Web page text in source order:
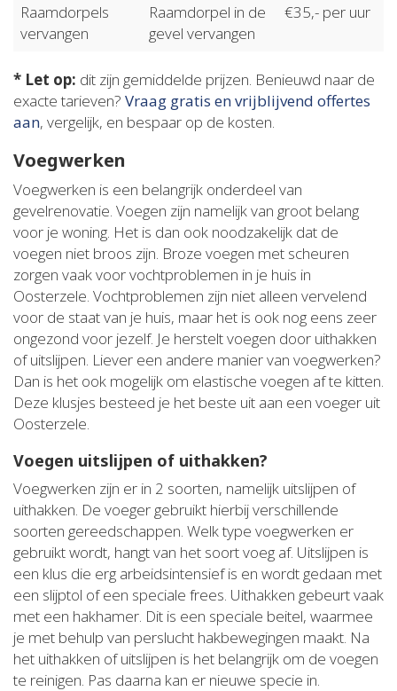
Raamdorpels
vervangen
Raamdorpel in de
gevel vervangen
€35,- per uur
* Let op: dit zijn gemiddelde prijzen. Benieuwd naar de
exacte tarieven? Vraag gratis en vrijblijvend offertes
aan, vergelijk, en bespaar op de kosten.
Voegwerken
Voegwerken is een belangrijk onderdeel van
gevelrenovatie. Voegen zijn namelijk van groot belang
voor je woning. Het is dan ook noodzakelijk dat de
voegen niet broos zijn. Broze voegen met scheuren
zorgen vaak voor vochtproblemen in je huis in
Oosterzele. Vochtproblemen zijn niet alleen vervelend
voor de staat van je huis, maar het is ook nog eens zeer
ongezond voor jezelf. Je herstelt voegen door uithakken
of uitslijpen. Liever een andere manier van voegwerken?
Dan is het ook mogelijk om elastische voegen af te kitten.
Deze klusjes besteed je het beste uit aan een voeger uit
Oosterzele.
Voegen uitslijpen of uithakken?
Voegwerken zijn er in 2 soorten, namelijk uitslijpen of
uithakken. De voeger gebruikt hierbij verschillende
soorten gereedschappen. Welk type voegwerken er
gebruikt wordt, hangt van het soort voeg af. Uitslijpen is
een klus die erg arbeidsintensief is en wordt gedaan met
een slijptol of een speciale frees. Uithakken gebeurt vaak
met een hakhamer. Dit is een speciale beitel, waarmee
je met behulp van perslucht hakbewegingen maakt. Na
het uithakken of uitslijpen is het belangrijk om de voegen
te reinigen. Pas daarna kan er nieuwe specie in.